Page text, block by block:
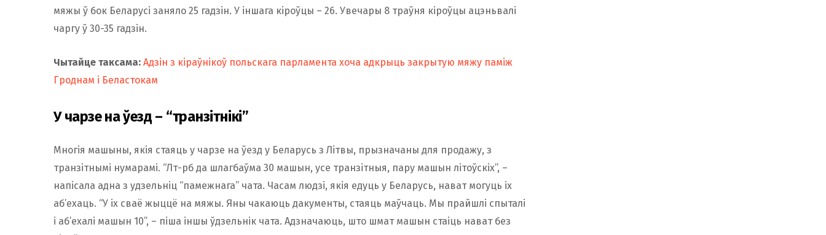
мяжы ў бок Беларусі заняло 25 гадзін. У іншага кіроўцы – 26. Увечары 8 траўня кіроўцы ацэньвалі
чаргу ў 30-35 гадзін.
Чытайце таксама: Адзін з кіраўнікоў польскага парламента хоча адкрыць закрытую мяжу паміж
Гроднам і Беластокам
У чарзе на ўезд – “транзітнікі”
Многія машыны, якія стаяць у чарзе на ўезд у Беларусь з Літвы, прызначаны для продажу, з
транзітнымі нумарамі. “Лт-рб да шлагбаўма 30 машын, усе транзітныя, пару машын літоўскіх”, –
напісала адна з удзельніц “памежнага” чата. Часам людзі, якія едуць у Беларусь, нават могуць іх
аб’ехаць. “У іх сваё жыццё на мяжы. Яны чакаюць дакументы, стаяць маўчаць. Мы прайшлі спыталі
і аб’ехалі машын 10”, – піша іншы ўдзельнік чата. Адзначаюць, што шмат машын стаіць нават без